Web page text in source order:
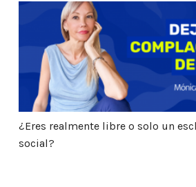
¿Eres realmente libre o solo
¿Eres realmente libre o solo un
social?